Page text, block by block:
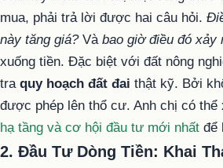
mua, phải trả lời được hai câu hỏi.
này tăng giá?Và bao giờ điều đó xảy
xuống tiền. Đặc biệt với đất nông
tra quy hoạch đất đai thật kỹ. Bởi
được phép lên thổ cư. Anh chị có thể
hạ tầng và cơ hội đầu tư mới nhất để
2. Đầu Tư Dòng Tiền: Khai